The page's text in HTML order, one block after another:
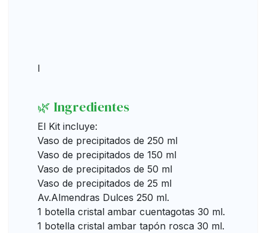
I
🌿 Ingredientes
El Kit incluye:
Vaso de precipitados de 250 ml
Vaso de precipitados de 150 ml
Vaso de precipitados de 50 ml
Vaso de precipitados de 25 ml
Av.Almendras Dulces 250 ml.
1 botella cristal ambar cuentagotas 30 ml.
1 botella cristal ambar tapón rosca 30 ml.